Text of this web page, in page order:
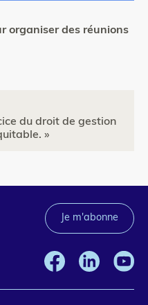
organiser des réunions
du droit de gestion
»
Je m'abonne